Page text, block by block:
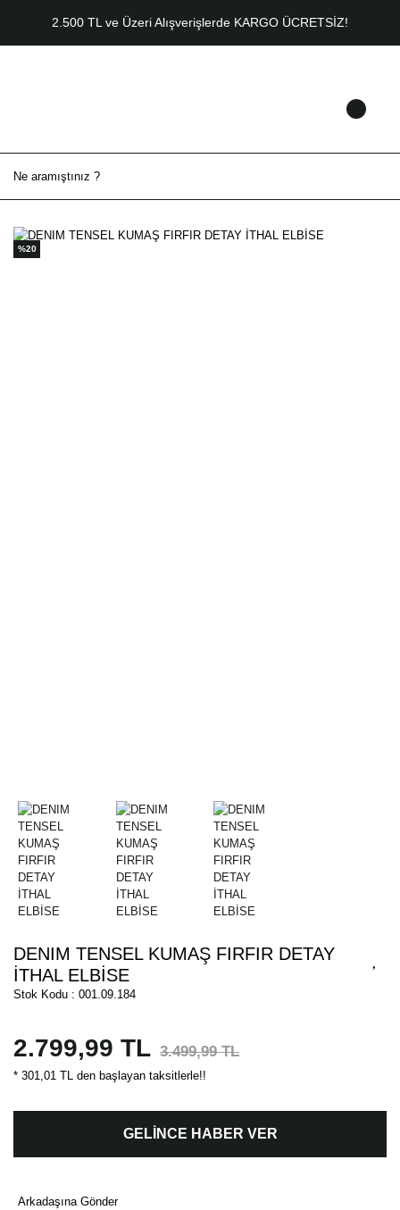
2.500 TL ve Üzeri Alışverişlerde KARGO ÜCRETSİZ!
%20
DENIM TENSEL KUMAŞ FIRFIR DETAY
İTHAL ELBİSE
Stok Kodu : 001.09.184
2.799,99 TL 3.499,99 TL
* 301,01 TL den başlayan taksitlerle!!
GELİNCE HABER VER
Arkadaşına Gönder